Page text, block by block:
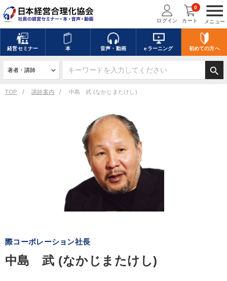
menu
メニュー
ログイン カート
0
経営セミナー 本 音声・動画 eラーニング 初めての方へ
search
TOP 講師案内 中島 武 (なかじまたけし)
際コーポレーション社長
中島 武 (なかじまたけし)